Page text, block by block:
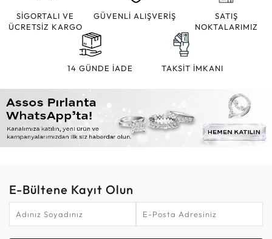
SİGORTALI VE
ÜCRETSİZ KARGO
GÜVENLİ ALIŞVERİŞ
SATIŞ
NOKTALARIMIZ
14 GÜNDE İADE TAKSİT İMKANI
E-Bültene Kayıt Olun